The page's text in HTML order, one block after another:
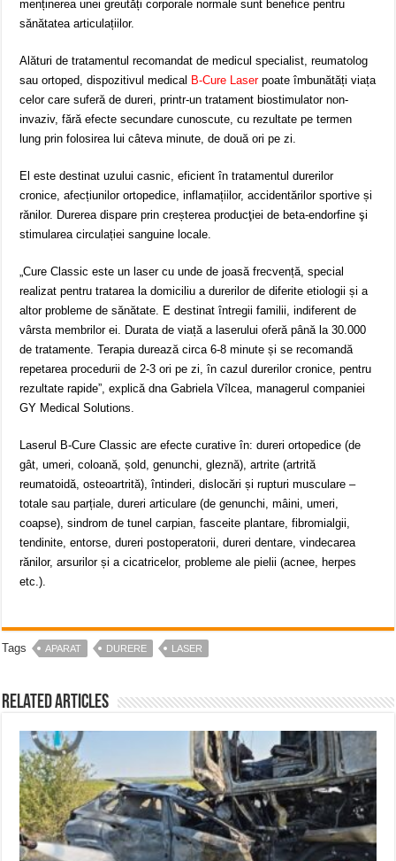
menținerea unei greutăți corporale normale sunt benefice pentru
sănătatea articulațiilor.
Alături de tratamentul recomandat de medicul specialist, reumatolog
sau ortoped, dispozitivul medical B-Cure Laserpoate îmbunătăți viața
celor care suferă de dureri, printr-un tratament biostimulator non-
invaziv, fără efecte secundare cunoscute, cu rezultate pe termen
lung prin folosirea lui câteva minute, de două ori pe zi.
El este destinat uzului casnic, eficient în tratamentul durerilor
cronice, afecțiunilor ortopedice, inflamațiilor, accidentărilor sportive și
rănilor. Durerea dispare prin creșterea producţiei de beta-endorfine şi
stimularea circulației sanguine locale.
„Cure Classic este un laser cu unde de joasă frec­vență, special
realizat pentru tratarea la domi­ciliu a durerilor de diferite etiologii și a
altor pro­bleme de sănătate. E destinat întregii familii, indi­ferent de
vârsta membrilor ei. Durata de viață a la­serului oferă până la 30.000
de tratamente. Terapia durează circa 6-8 minute și se recomandă
repetarea procedurii de 2-3 ori pe zi, în cazul durerilor cro­nice, pentru
rezultate rapide”, explică dna Gabriela Vîlcea, managerul companiei
GY Medical Solutions.
Laserul B-Cure Classic are efecte curative în: dureri ortopedice (de
gât, umeri, coloană, șold, genunchi, gleznă), artrite (artrită
reumatoidă, osteoartrită), întinderi, dislocări și rup­turi musculare –
totale sau parțiale, dureri arti­cu­lare (de genunchi, mâini, umeri,
coapse), sin­drom de tunel carpian, fasceite plantare, fibro­mial­gii,
tendinite, entorse, dureri postoperatorii, dureri den­tare, vindecarea
rănilor, arsurilor și a cicatri­celor, probleme ale pielii (acnee, herpes
etc.).
Tags APARAT DURERE LASER
Related Articles